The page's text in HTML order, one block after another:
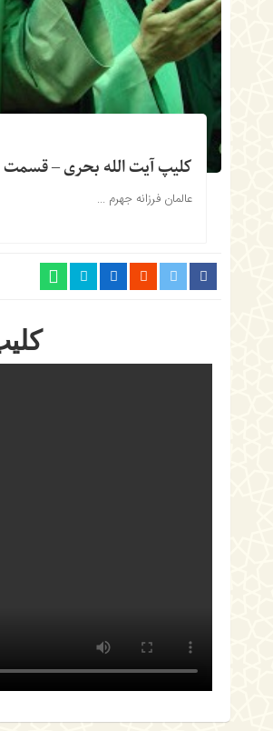
کلیپ آیت الله بحری –
عالمان فرزانه جهرم ...